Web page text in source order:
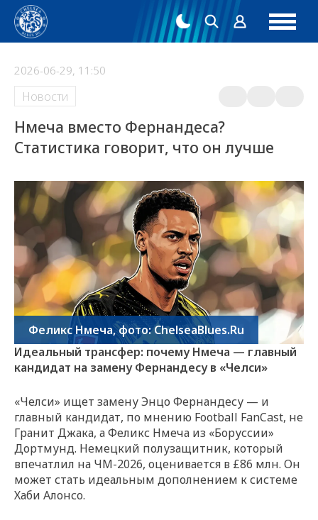
2026-06-29, 11:50
Новости
Нмеча вместо Фернандеса?
Статистика говорит, что он лучше
Феликс Нмеча, фото: ChelseaBlues.Ru
Идеальный трансфер: почему Нмеча — главный
кандидат на замену Фернандесу в «Челси»
«Челси» ищет замену Энцо Фернандесу — и
главный кандидат, по мнению Football FanCast, не
Гранит Джака, а Феликс Нмеча из «Боруссии»
Дортмунд. Немецкий полузащитник, который
впечатлил на ЧМ-2026, оценивается в £86 млн. Он
может стать идеальным дополнением к системе
Хаби Алонсо.